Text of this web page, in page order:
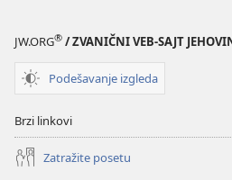
JW.ORG® / ZVANIČNI VEB-SAJT
Podešavanje izgleda
Brzi linkovi
Zatražite posetu